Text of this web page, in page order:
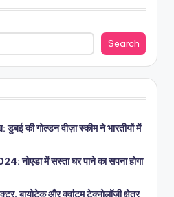
Search
की गोल्डन वीज़ा स्कीम ने भारतीयों में
में सस्ता घर पाने का सपना होगा